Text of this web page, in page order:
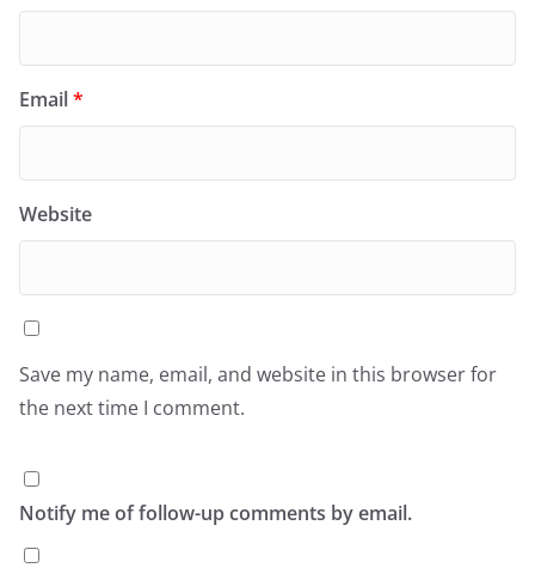
Email*
Website
Save my name, email, and website in this browser for
the next time I comment.
Notify me of follow-up comments by email.